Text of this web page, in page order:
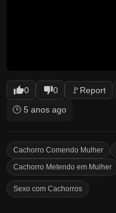
0 0 🚩Report
🕒 5 anos ago
Cachorro Comendo Mulher
Cachorro Metendo em Mulher
Sexo com Cachorros